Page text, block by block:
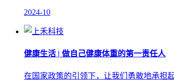
2024-10
健康生活 | 做自己健康体重的第一责任人
在国家政策的引领下，让我们勇敢地承担